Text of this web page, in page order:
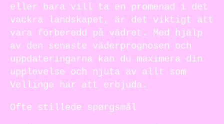
eller bara vill ta en promenad i det
vackra landskapet, är det viktigt att
vara förberedd på vädret. Med hjälp
av den senaste väderprognosen och
uppdateringarna kan du maximera din
upplevelse och njuta av allt som
Vellinge har att erbjuda.
Ofte stillede spørgsmål